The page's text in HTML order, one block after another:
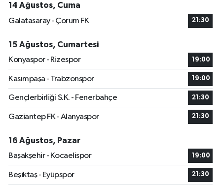
14 Ağustos, Cuma
Galatasaray - Çorum FK
21:30
15 Ağustos, Cumartesi
Konyaspor - Rizespor
19:00
Kasımpaşa - Trabzonspor 19:00
Gençlerbirliği S.K. - Fenerbahçe 21:30
Gaziantep FK - Alanyaspor 21:30
16 Ağustos, Pazar
Başakşehir - Kocaelispor
19:00
Beşiktaş - Eyüpspor 21:30